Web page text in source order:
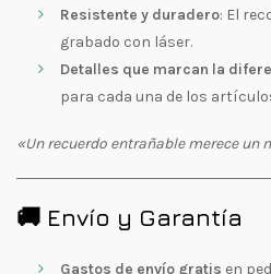
Resistente y duradero: El
grabado con láser.
Detalles que marcan la
para cada una de los
«Un recuerdo entrañable merece un
🚚 Envío y Garantía
Gastos de envío gratis en